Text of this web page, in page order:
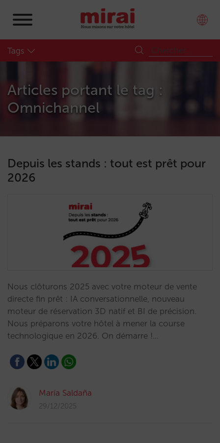
Tags
Articles portant le tag :
Omnichannel
Depuis les stands : tout est prêt pour
2026
Nous clôturons 2025 avec votre moteur de vente
directe fin prêt : IA conversationnelle, nouveau
moteur de réservation 3D natif et BI de précision.
Nous préparons votre hôtel à mener la course
technologique en 2026. On démarre !…
María Saldaña
29/12/2025